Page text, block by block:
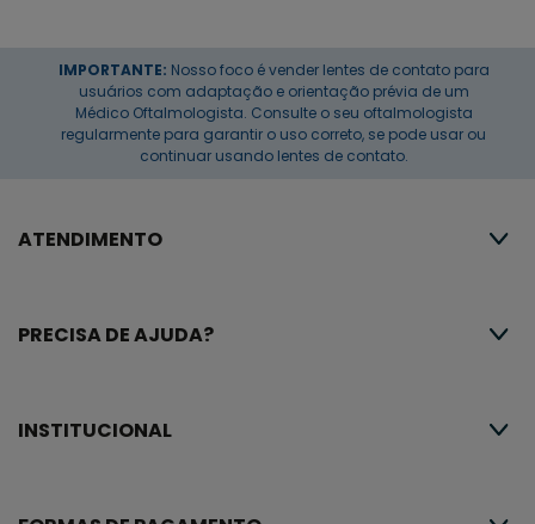
IMPORTANTE: Nosso foco é vender lentes de contato para
usuários com adaptação e orientação prévia de um
Médico Oftalmologista. Consulte o seu oftalmologista
regularmente para garantir o uso correto, se pode usar ou
continuar usando lentes de contato.
ATENDIMENTO
PRECISA DE AJUDA?
INSTITUCIONAL